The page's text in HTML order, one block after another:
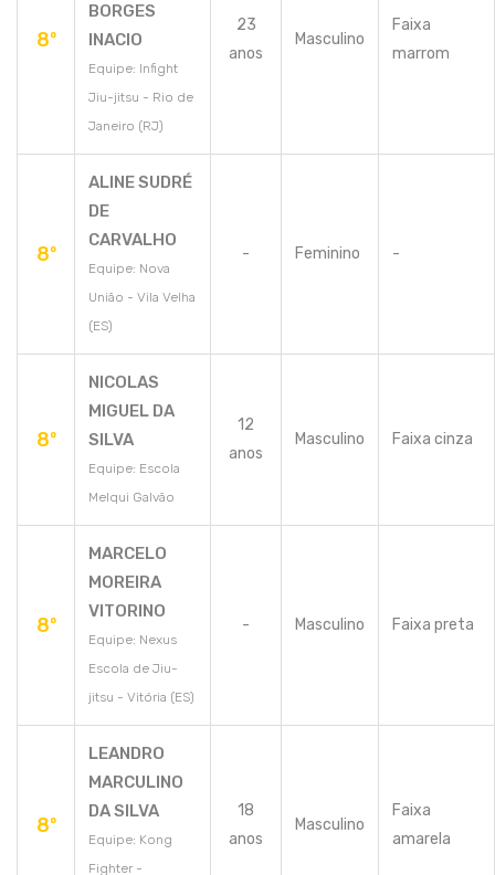
8º
BORGES
INACIO
Equipe: Infight
Jiu-jitsu - Rio de
Janeiro (RJ)
23
anos
Masculino
Faixa
marrom
8º
ALINE SUDRÉ
DE
CARVALHO
Equipe: Nova
União - Vila Velha
(ES)
- Feminino -
8º
NICOLAS
MIGUEL DA
SILVA
Equipe: Escola
Melqui Galvão
12
anos
Masculino Faixa cinza
8º
MARCELO
MOREIRA
VITORINO
Equipe: Nexus
Escola de Jiu-
jitsu - Vitória (ES)
- Masculino Faixa preta
8º
LEANDRO
MARCULINO
DA SILVA
Equipe: Kong
Fighter -
18
anos
Masculino
Faixa
amarela